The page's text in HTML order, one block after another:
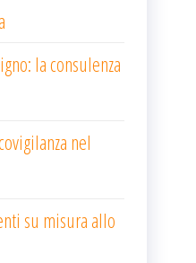
la consulenza
nel
su misura allo